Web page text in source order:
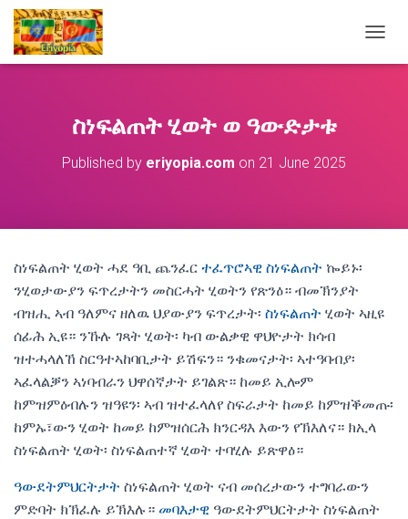
O
ስነፍልጠት ሂወት ወ ዓውድታቱ
Published by eriyopia.com on 21 June 2025
ስነፍልጠት ሂወት ሓደ ዓቢ ጨንፈር ተፈጥሮኣዊ ስነፍልጠት ኰይኑ፡
ንሂወታውያን ፍጥረታትን መስርሓት ሂወትን የጽንዕ። ብመኽንያት
ብዝሒ ኣብ ዓለምና ዘለዉ ህያውያን ፍጥረታት፡ ስነፍልጠት ሂወት ኣዚዩ
ሰፊሕ ኢዩ። ንኹሉ ገጻት ሂወት፡ ካብ ውልቃዊ ዋህዮታት ክሳብ
ዝተሓላለኸ ስርዓተኣከባቢታት ይሽፍን። ንቁመናታት፡ ኣተዓባብያ፡
ኣፈላልቓን ኣነባብራን ህዋሰኛታት ይገልጽ። ከመይ ኢሎም
ከምዝምዕብሉን ዝዓዩን፡ ኣብ ዝተፈላለየ ስፍራታት ከመይ ከምዝቕመጡ፡
ከምኡ፣ውን ሂወት ከመይ ከምዝሰርሕ ክንርዳእ እውን የኽእለና። ክኢላ
ስነፍልጠት ሂወት፡ ስነፍልጠተኛ ሂወት ተባሂሉ ይጽዋዕ።
ዓውደትምህርትታት ስነፍልጠት ሂወት ናብ መሰረታውን ተግባራውን
ምድባት ክኽፈሉ ይኽእሉ። መባእታዊ ዓውደትምህርትታት ስነፍልጠት